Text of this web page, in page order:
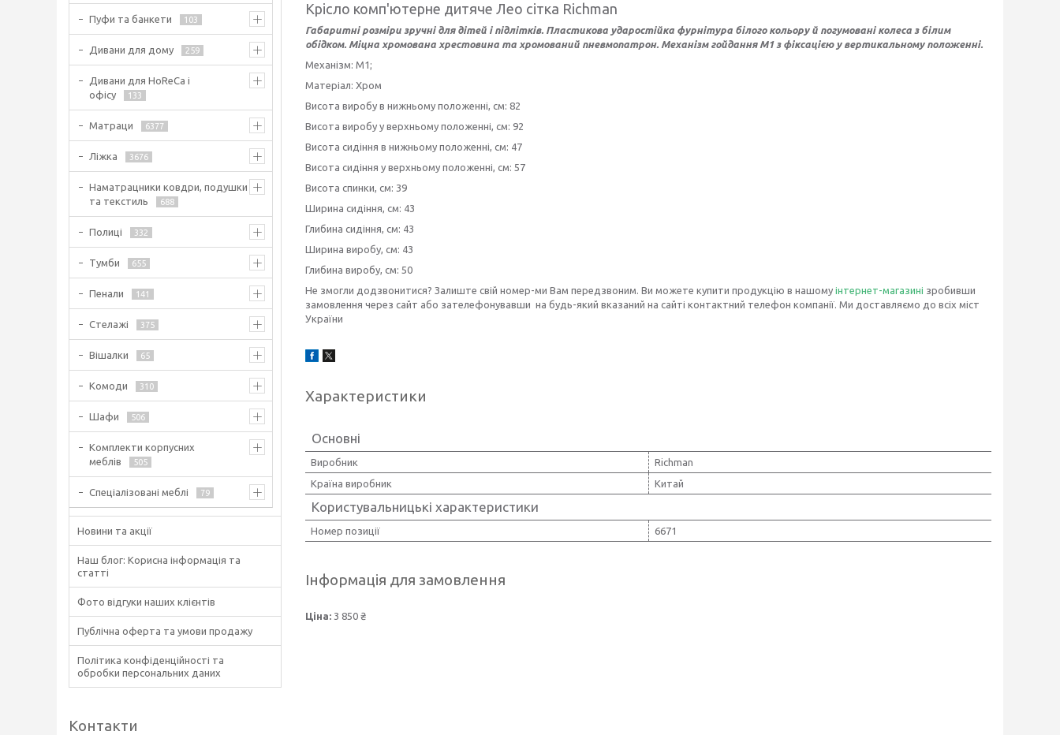
Крісло комп'ютерне дитяче Лео сітка Richman
Габаритні розміри зручні для дітей і підлітків. Пластикова ударостійка фурнітура білого кольору й погумовані колеса з білим
обідком. Міцна хромована хрестовина та хромований пневмопатрон. Механізм гойдання М1 з фіксацією у вертикальному положенні.
Механізм: М1;
Матеріал: Хром
Висота виробу в нижньому положенні, см: 82
Висота виробу у верхньому положенні, см: 92
Висота сидіння в нижньому положенні, см: 47
Висота сидіння у верхньому положенні, см: 57
Висота спинки, см: 39
Ширина сидіння, см: 43
Глибина сидіння, см: 43
Ширина виробу, см: 43
Глибина виробу, см: 50
Не змогли додзвонитися? Залиште свій номер-ми Вам передзвоним. Ви можете купити продукцію в нашому інтернет-магазині зробивши
замовлення через сайт або зателефонувавши на будь-який вказаний на сайті контактний телефон компанії. Ми доставляємо до всіх міст
України
Характеристики
Основні
Виробник
Richman
Країна виробник
Китай
Користувальницькі характеристики
Номер позиції 6671
Інформація для замовлення
Ціна: 3 850 ₴
Пуфи та банкети 103
Дивани для дому 259
Дивани для HoReCa і
офісу
133
Матраци 6377
Ліжка 3676
Наматрацники ковдри, подушки
та текстиль
688
Полиці 332
Тумби 655
Пенали 141
Стелажі 375
Вішалки 65
Комоди 310
Шафи 506
Комплекти корпусних
меблів
505
Спеціалізовані меблі 79
Новини та акції
Наш блог: Корисна інформація та
статті
Фото відгуки наших клієнтів
Публічна оферта та умови продажу
Політика конфіденційності та
обробки персональних даних
Контакти